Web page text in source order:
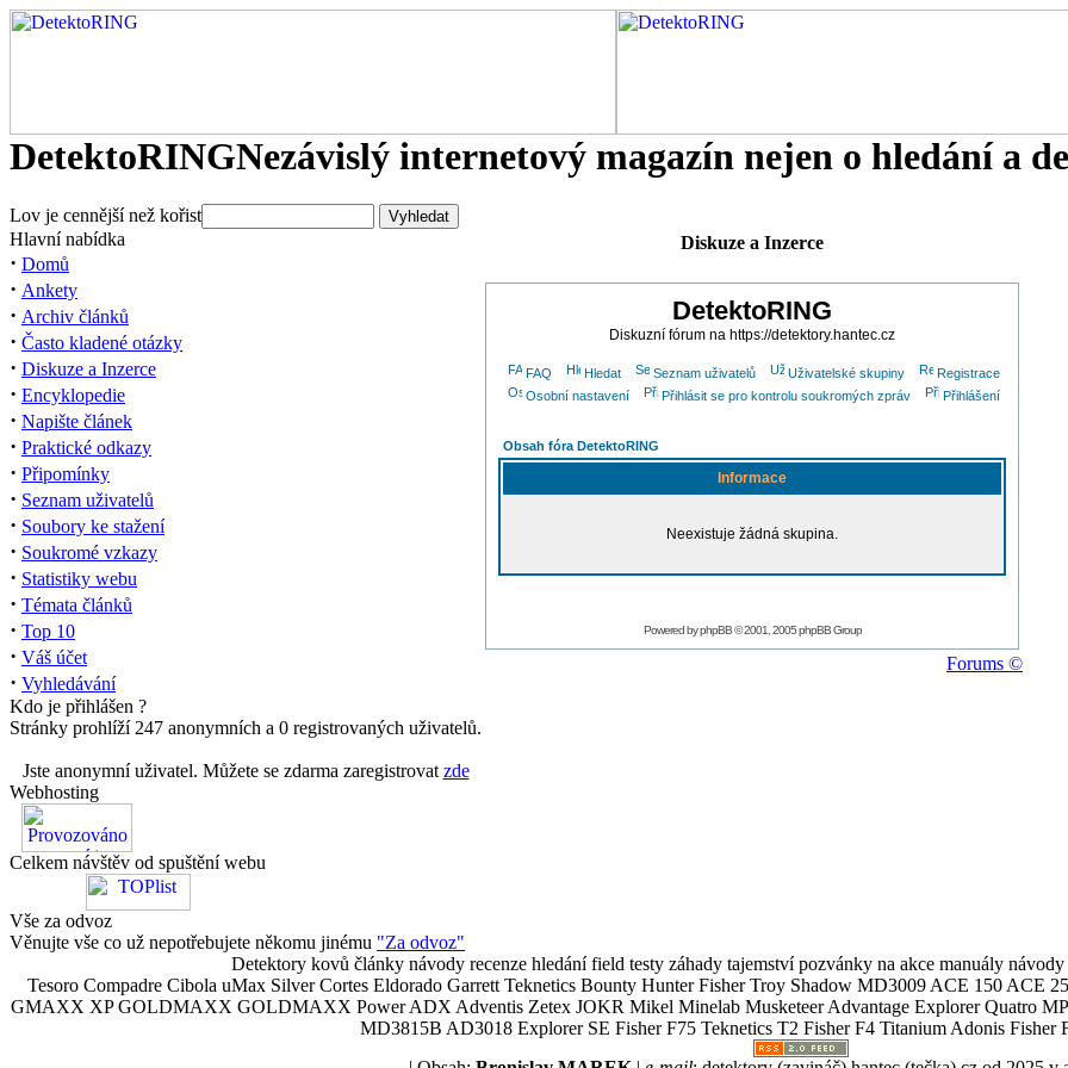
DetektoRINGNezávislý internetový magazín nejen o hledání a
Lov je cennější než kořist
Hlavní nabídka
· Domů
· Ankety
· Archiv článků
· Často kladené otázky
· Diskuze a Inzerce
· Encyklopedie
· Napište článek
· Praktické odkazy
· Připomínky
· Seznam uživatelů
· Soubory ke stažení
· Soukromé vzkazy
· Statistiky webu
· Témata článků
· Top 10
· Váš účet
· Vyhledávání
Kdo je přihlášen ?
Stránky prohlíží 247 anonymních a 0 registrovaných uživatelů.
Jste anonymní uživatel. Můžete se zdarma zaregistrovat zde
Webhosting
Celkem návštěv od spuštění webu
Vše za odvoz
Věnujte vše co už nepotřebujete někomu jinému "Za odvoz"
Diskuze a Inzerce
DetektoRING
Diskuzní fórum na https://detektory.hantec.cz
FAQ Hledat Seznam uživatelů Uživatelské skupiny
Registrace
Osobní nastavení
Přihlásit se pro kontrolu soukromých zpráv Přihlášení
Obsah fóra DetektoRING
Informace
Neexistuje žádná skupina.
Powered byphpBB© 2001, 2005 phpBB Group
Forums ©
Detektory kovů články návody recenze hledání field testy záhady tajemství pozvánky na akce manuály
Tesoro Compadre Cibola uMax Silver Cortes Eldorado Garrett Teknetics Bounty Hunter Fisher Troy Shadow MD3009 ACE 150 ACE
GMAXX XP GOLDMAXX GOLDMAXX Power ADX Adventis Zetex JOKR Mikel Minelab Musketeer Advantage Explorer Quatro
MD3815B AD3018 Explorer SE Fisher F75 Teknetics T2 Fisher F4 Titanium Adonis Fisher